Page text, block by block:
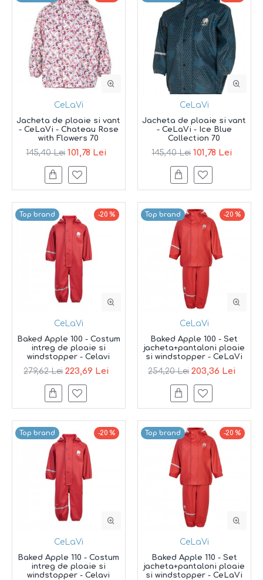
CeLaVi
Jacheta de ploaie si vant
- CeLaVi - Chateau Rose
with Flowers 70
145,40 Lei 101,78 Lei
CeLaVi
Jacheta de ploaie si vant
- CeLaVi - Ice Blue
Collection 70
145,40 Lei 101,78 Lei
Top brand -20 %
CeLaVi
Baked Apple 100 - Costum
intreg de ploaie si
windstopper - Celavi
279,62 Lei 223,69 Lei
Top brand -20 %
CeLaVi
Baked Apple 100 - Set
jacheta+pantaloni ploaie
si windstopper - CeLaVi
254,20 Lei 203,36 Lei
Top brand -20 %
CeLaVi
Baked Apple 110 - Costum
intreg de ploaie si
windstopper - Celavi
Top brand -20 %
CeLaVi
Baked Apple 110 - Set
jacheta+pantaloni ploaie
si windstopper - CeLaVi